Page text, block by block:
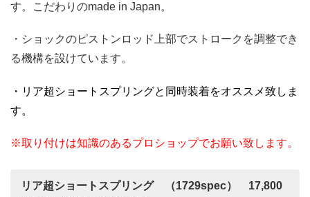
す。こだわりのmade in Japan。
・ショックのピストンロッド上部でストロークを調整でき
る機構を設けています。
・リア超ショートスプリングと同時装着をオススメ致しま
す。
※取り付けは知識のあるプロショップでお願い致します。
リア超ショートスプリング （1729spec） 17,800